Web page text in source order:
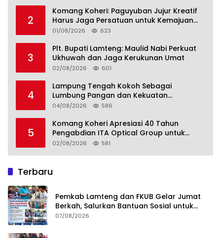
2
Komang Koheri: Paguyuban Jujur Kreatif
Harus Jaga Persatuan untuk Kemajuan
Lampung Tengah
01/08/2026 623
3
Plt. Bupati Lamteng: Maulid Nabi Perkuat
Ukhuwah dan Jaga Kerukunan Umat
02/08/2026 601
4
Lampung Tengah Kokoh Sebagai
Lumbung Pangan dan Kekuatan
Perkebunan Lampung, Komang Koheri:
Menuju Indonesia Emas 2045
04/08/2026 586
5
Komang Koheri Apresiasi 40 Tahun
Pengabdian ITA Optical Group untuk
Kesehatan Mata Masyarakat Lamteng
02/08/2026 581
Terbaru
Pemkab Lamteng dan FKUB Gelar Jumat
Berkah, Salurkan Bantuan Sosial untuk
Warga
07/08/2026